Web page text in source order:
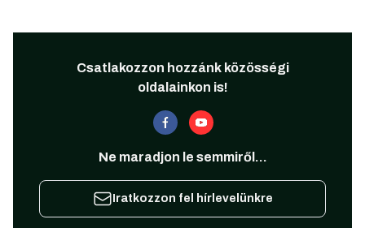
Csatlakozzon hozzánk közösségi
oldalainkon is!
Ne maradjon le semmiről...
Iratkozzon fel hírlevelünkre